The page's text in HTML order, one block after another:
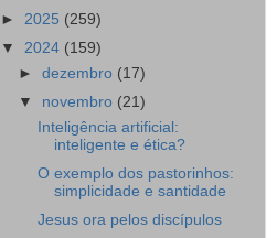
► 2025 (259)
▼ 2024 (159)
►dezembro (17)
▼ novembro (21)
Inteligência artificial:
inteligente e ética?
O exemplo dos pastorinhos:
simplicidade e santidade
Jesus ora pelos discípulos